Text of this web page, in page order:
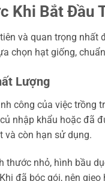
Khi Bắt Đầu
và quan trọng nhất
chọn hạt giống,
Lượng
công của việc trồng
nhập khẩu hoặc đã
và còn hạn sử dụng.
thước nhỏ, hình bầu
đã bóc gói, nên